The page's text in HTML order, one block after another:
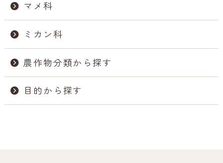
マメ科
ミカン科
農作物分類から探す
目的から探す